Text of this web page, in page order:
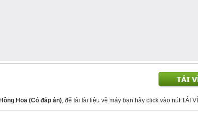
Hoa (Có đáp án), để tải tài liệu về máy bạn hãy click vào nút TẢI